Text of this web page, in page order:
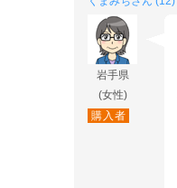
岩手県
(女性)
購入者